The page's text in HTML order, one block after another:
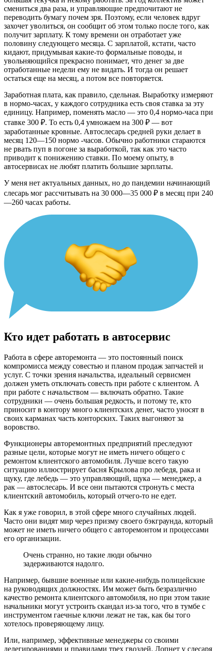
смениться два раза, и управляющие предпочитают не
переводить бумагу почем зря. Поэтому, если человек вдруг
захочет уволиться, он сообщит об этом только после того, как
получит зарплату. К тому времени он отработает уже
половину следующего месяца. С зарплатой, кстати, часто
кидают, придумывая какие-то формальные поводы, и
увольняющийся прекрасно понимает, что денег за две
отработанные недели ему не видать. И тогда он решает
остаться еще на месяц, а потом все повторяется.
Заработная плата, как правило, сдельная. Выработку измеряют
в нормо-часах, у каждого сотрудника есть своя ставка за эту
единицу. Например, поменять масло — это 0,4 нормо-часа при
ставке 300 ₽. То есть 0,4 умножаем на 300 ₽ — вот
заработанные кровные. Автослесарь средней руки делает в
месяц 120—150 нормо -часов. Обычно работники стараются
не рвать пуп в погоне за выработкой, так как это часто
приводит к понижению ставки. По моему опыту, в
автосервисах не любят платить большие зарплаты.
У меня нет актуальных данных, но до пандемии начинающий
слесарь мог рассчитывать на 30 000—35 000 ₽ в месяц при 240
—260 часах работы.
Кто идет работать в автосервис
Работа в сфере авторемонта — это постоянный поиск
компромисса между совестью и планом продаж запчастей и
услуг. С точки зрения начальства, идеальный сервисмен
должен уметь отключать совесть при работе с клиентом. А
при работе с начальством — включать обратно. Такие
сотрудники — очень большая редкость, и потому те, кто
приносит в контору много клиентских денег, часто уносят в
своих карманах часть конторских. Таких выгоняют за
воровство.
Функционеры авторемонтных предприятий преследуют
разные цели, которые могут не иметь ничего общего с
ремонтом клиентского автомобиля. Лучше всего такую
ситуацию иллюстрирует басня Крылова про лебедя, рака и
щуку, где лебедь — это управляющий, щука — менеджер, а
рак — автослесарь. И все они пытаются стронуть с места
клиентский автомобиль, который отчего-то не едет.
Как я уже говорил, в этой сфере много случайных людей.
Часто они видят мир через призму своего бэкграунда, который
может не иметь ничего общего с авторемонтом и процессами
его организации.
Очень странно, но такие люди обычно
задерживаются надолго.
Например, бывшие военные или какие-нибудь полицейские
на руководящих должностях. Им может быть безразлично
качество ремонта клиентского автомобиля, но при этом такие
начальники могут устроить скандал из-за того, что в тумбе с
инструментом гаечные ключи лежат не так, как бы того
хотелось проверяющему лицу.
Или, например, эффективные менеджеры со своими
делегированиями и правилами трех гвоздей. Лопнет у слесаря